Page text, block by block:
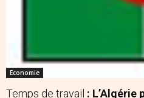
Economie
Temps de travail : L’Algérie